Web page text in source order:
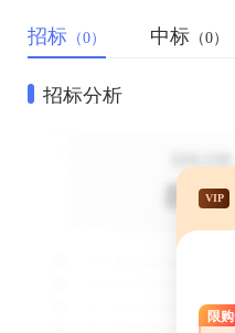
招标 （0） 中标 （0）
招标分析
VIP
限